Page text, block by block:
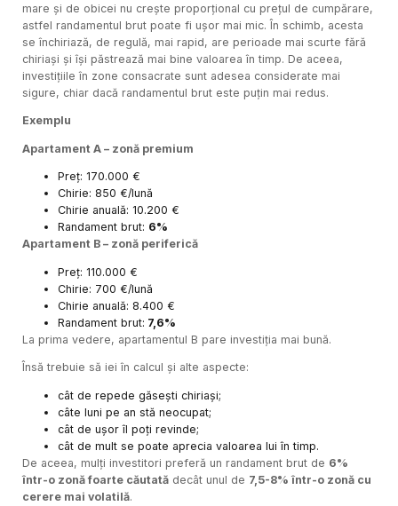
mare și de obicei nu crește proporțional cu prețul de cumpărare,
astfel randamentul brut poate fi ușor mai mic. În schimb, acesta
se închiriază, de regulă, mai rapid, are perioade mai scurte fără
chiriași și își păstrează mai bine valoarea în timp. De aceea,
investițiile în zone consacrate sunt adesea considerate mai
sigure, chiar dacă randamentul brut este puțin mai redus.
Exemplu
Apartament A – zonă premium
Preț: 170.000 €
Chirie: 850 €/lună
Chirie anuală: 10.200 €
Randament brut: 6%
Apartament B – zonă periferică
Preț: 110.000 €
Chirie: 700 €/lună
Chirie anuală: 8.400 €
Randament brut: 7,6%
La prima vedere, apartamentul B pare investiția mai bună.
Însă trebuie să iei în calcul și alte aspecte:
cât de repede găsești chiriași;
câte luni pe an stă neocupat;
cât de ușor îl poți revinde;
cât de mult se poate aprecia valoarea lui în timp.
De aceea, mulți investitori preferă un randament brut de 6%
într-o zonă foarte căutatădecât unul de 7,5-8% într-o zonă cu
cerere mai volatilă.